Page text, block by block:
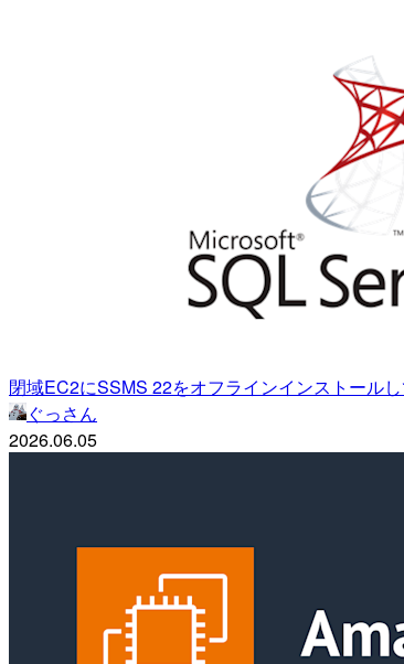
閉域EC2にSSMS 22をオフラインインストール
ぐっさん
2026.06.05